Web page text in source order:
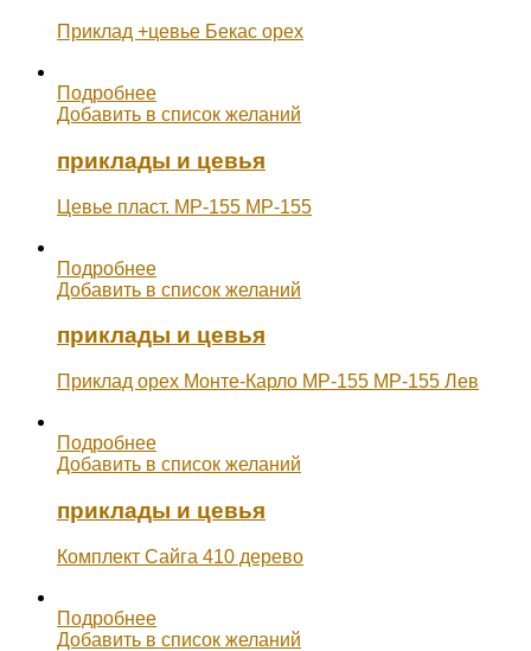
Приклад +цевье Бекас орех
Подробнее
Добавить в список желаний
приклады и цевья
Цевье пласт. МР-155 МР-155
Подробнее
Добавить в список желаний
приклады и цевья
Приклад орех Монте-Карло МР-155 МР-155 Лев
Подробнее
Добавить в список желаний
приклады и цевья
Комплект Сайга 410 дерево
Подробнее
Добавить в список желаний